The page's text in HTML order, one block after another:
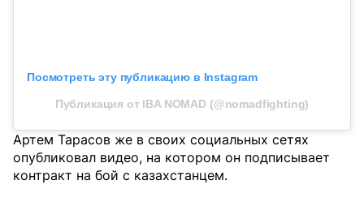
Посмотреть эту публикацию в Instagram
Публикация от IBA NOMAD (@nomadfighting)
Артем Тарасов же в своих социальных сетях
опубликовал видео, на котором он подписывает
контракт на бой с казахстанцем.